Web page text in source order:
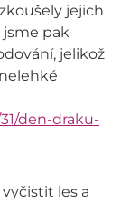
jejich
pak
jelikož
den-draku-
les a